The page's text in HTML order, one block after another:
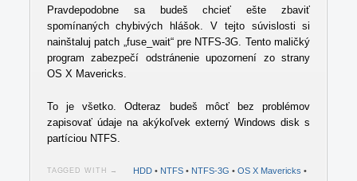
Pravdepodobne sa budeš chcieť ešte zbaviť
spomínaných chybivých hlášok. V tejto súvislosti si
nainštaluj patch „fuse_wait“ pre NTFS-3G. Tento maličký
program zabezpečí odstránenie upozornení zo strany
OS X Mavericks.
To je všetko. Odteraz budeš môcť bez problémov
zapisovať údaje na akýkoľvek externý Windows disk s
partíciou NTFS.
TAGGED WITH → HDD • NTFS • NTFS-3G •OS X Mavericks •